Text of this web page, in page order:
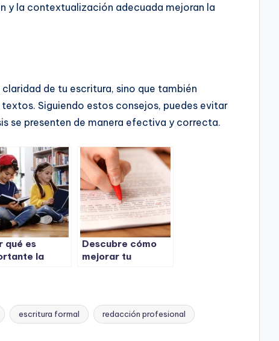
y la contextualización adecuada mejoran la
de tu escritura, sino que también
Siguiendo estos consejos, puedes evitar
se presenten de manera efectiva y correcta.
qué es
la
Descubre cómo
mejorar tu
escritura formal redacción profesional